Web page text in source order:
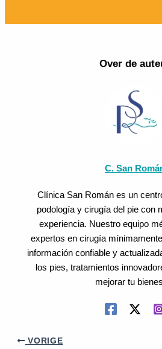
Over de
C. San
Clínica San Román es un
podología y cirugía del pie con
experiencia. Nuestro equipo
expertos en cirugía
información confiable y
los pies, tratamientos
mejorar tu
VORIGE